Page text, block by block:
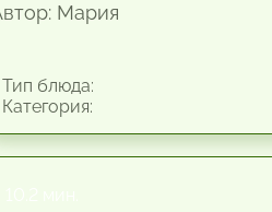
Мария
блюда: